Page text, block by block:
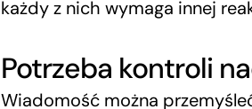
każdy z nich wymaga innej
Potrzeba kontroli
Wiadomość można